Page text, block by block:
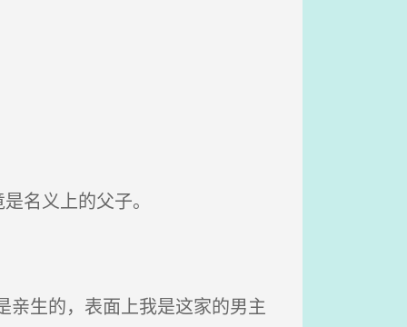
名义上的父子。
生的，表面上我是这家的男主